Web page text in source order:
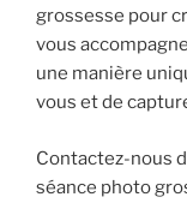
grossesse pour
vous
une manière
vous et de
Contactez-nous
séance photo